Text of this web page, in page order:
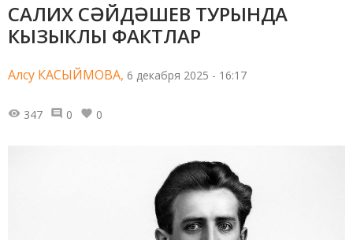
САЛИХ СӘЙДӘШЕВ ТУРЫНДА
КЫЗЫКЛЫ ФАКТЛАР
Алсу КАСЫЙМОВА, 6 декабря 2025 - 16:17
347 0 0